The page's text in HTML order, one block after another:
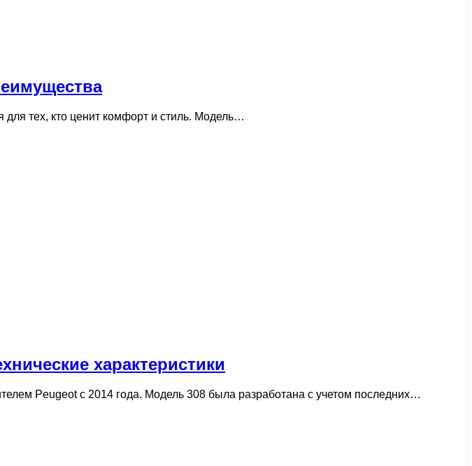
тех, кто ценит комфорт и стиль. Модель…
характеристики
Peugeot с 2014 года. Модель 308 была разработана с учетом последних…